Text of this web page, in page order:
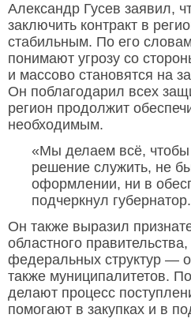
Александр Гусев заявил,
заключить контракт в
стабильным. По его
понимают угрозу со
и массово становятся на
Он поблагодарил всех
регион продолжит
необходимым.
«Мы делаем всё, чтобы
решение служить, не
оформлении, ни в
подчеркнул губернатор.
Он также выразил
областного
федеральных структур
также муниципалитетов.
делают процесс
помогают в закупках и в